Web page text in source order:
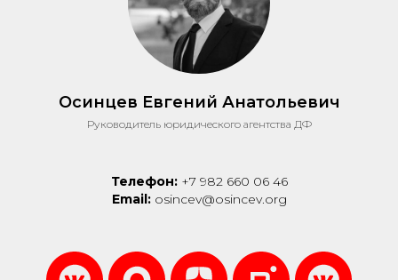
Осинцев Евгений Анатольевич
Руководитель юридического агентства ДФ
Телефон:+7 982 660 06 46
Email:osincev@osincev.org